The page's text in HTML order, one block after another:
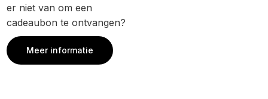
er niet van om een
cadeaubon te ontvangen?
Meer informatie